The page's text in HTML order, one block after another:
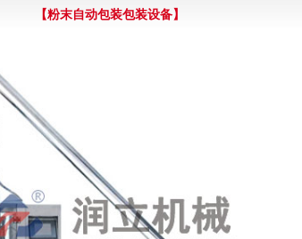
【粉末自动包装包装设备】